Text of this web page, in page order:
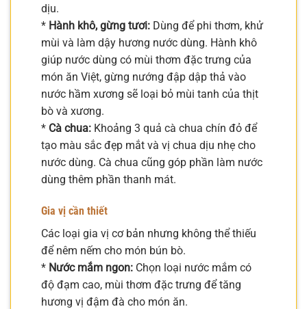
dịu.
* Hành khô, gừng tươi: Dùng để phi thơm, khử
mùi và làm dậy hương nước dùng. Hành khô
giúp nước dùng có mùi thơm đặc trưng của
món ăn Việt, gừng nướng đập dập thả vào
nước hầm xương sẽ loại bỏ mùi tanh của thịt
bò và xương.
* Cà chua: Khoảng 3 quả cà chua chín đỏ để
tạo màu sắc đẹp mắt và vị chua dịu nhẹ cho
nước dùng. Cà chua cũng góp phần làm nước
dùng thêm phần thanh mát.
Gia vị cần thiết
Các loại gia vị cơ bản nhưng không thể thiếu
để nêm nếm cho món bún bò.
* Nước mắm ngon: Chọn loại nước mắm có
độ đạm cao, mùi thơm đặc trưng để tăng
hương vị đậm đà cho món ăn.